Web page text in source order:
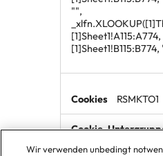
"",
[1]Sheet1!A115:A774,
RSMKTO1
Wir verwenden unbedingt